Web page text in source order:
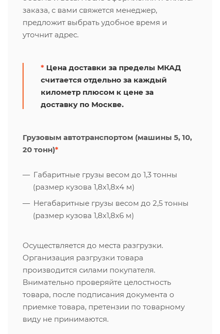
заказа, с вами свяжется менеджер,
предложит выбрать удобное время и
уточнит адрес.
* Цена доставки за пределы МКАД
считается отдельно за каждый
километр плюсом к цене за
доставку по Москве.
Грузовым автотранспортом (машины 5, 10,
20 тонн)*
Габаритные грузы весом до 1,3 тонны
(размер кузова 1,8х1,8х4 м)
Негабаритные грузы весом до 2,5 тонны
(размер кузова 1,8х1,8х6 м)
Осуществляется до места разгрузки.
Организация разгрузки товара
производится силами покупателя.
Внимательно проверяйте целостность
товара, после подписания документа о
приемке товара, претензии по товарному
виду не принимаются.